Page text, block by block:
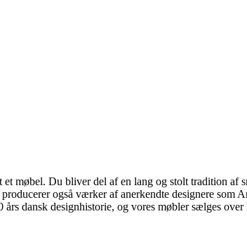
møbel. Du bliver del af en lang og stolt tradition
også værker af anerkendte designere
dansk designhistorie, og vores møbler sælges over